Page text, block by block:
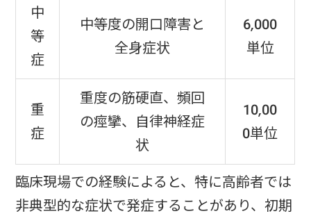
中
等
症
中等度の開口障害と
全身症状
6,000
単位
重
症
重度の筋硬直、頻回
の痙攣、自律神経症
状
10,00
0単位
臨床現場での経験によると、特に高齢者では
非典型的な症状で発症することがあり、初期